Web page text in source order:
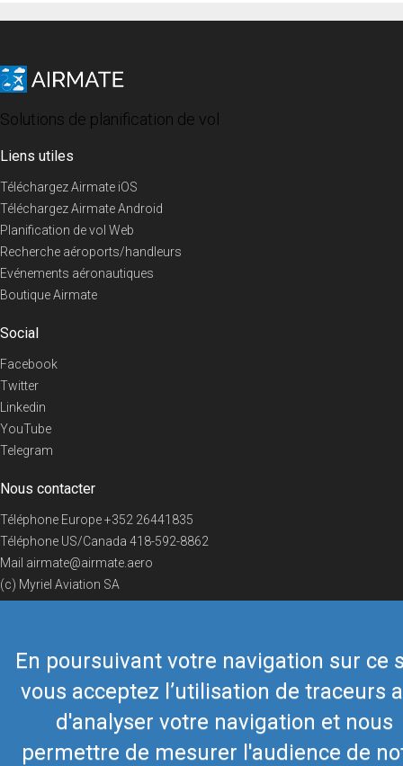
En poursuivant votre navigation sur ce
vous acceptez l’utilisation de traceurs
d'analyser votre navigation et nous
permettre de mesurer l'audience de
Solutions de planification de vol
Liens utiles
Téléchargez Airmate iOS
Téléchargez Airmate Android
Planification de vol Web
Recherche aéroports/handleurs
Evénements aéronautiques
Boutique Airmate
Social
Facebook
Twitter
Linkedin
YouTube
Telegram
Nous contacter
Téléphone Europe+352 26441835
Téléphone US/Canada 418-592-8862
Mail airmate@airmate.aero
(c) Myriel Aviation SA
© 2019 Airmate -Conditions d'utilisation- Vie privée Back to top